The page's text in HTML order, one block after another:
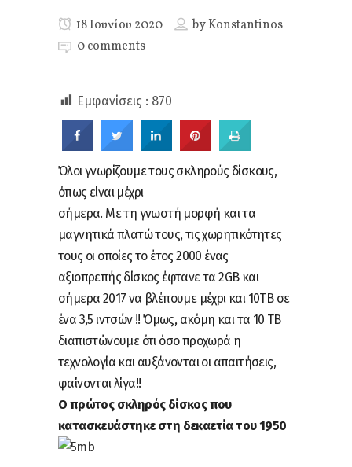
18 Ιουνίου 2020 byKonstantinos
0 comments
Εμφανίσεις : 870
Όλοι γνωρίζουμε τους σκληρούς δίσκους,
όπως είναι μέχρι
σήμερα. Με τη γνωστή μορφή και τα
μαγνητικά πλατώ τους, τις χωρητικότητες
τους οι οποίες το έτος 2000 ένας
αξιοπρεπής δίσκος έφτανε τα 2GB και
σήμερα 2017 να βλέπουμε μέχρι και 10TB σε
ένα 3,5 ιντσών !! Όμως, ακόμη και τα 10 ΤΒ
διαπιστώνουμε ότι όσο προχωρά η
τεχνολογία και αυξάνονται οι απαιτήσεις,
φαίνονται λίγα!!
Ο πρώτος σκληρός δίσκος που
κατασκευάστηκε στη δεκαετία του 1950